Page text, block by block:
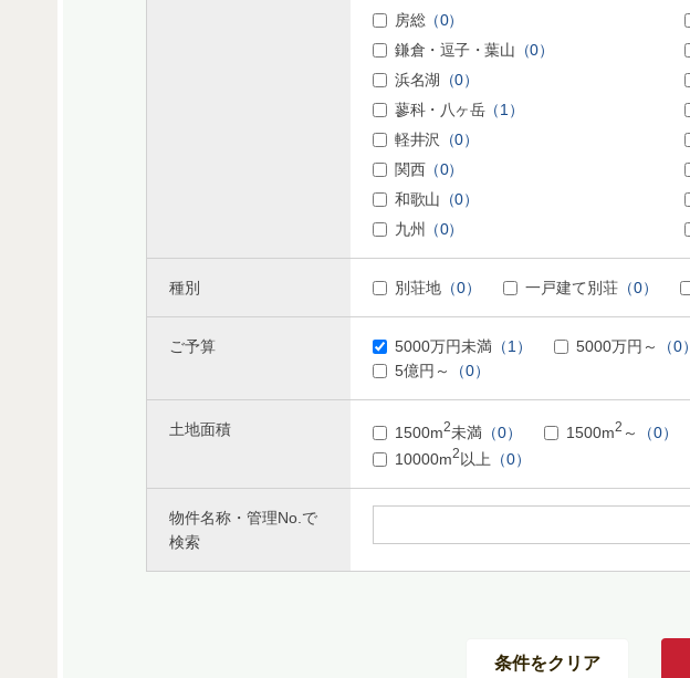
房総（0）
鎌倉・逗子・葉山 （0）
浜名湖 （0）
蓼科・八ヶ岳（1）
軽井沢
（0）
関西（0）
和歌山 （0）
九州
（0）
種別 別荘地 （0） 一戸建て別荘 （0）
ご予算 5000万円未満 （1） 5000万円～ （0）
5億円～
（0）
土地面積 1500m2未満 （0） 1500m2 ～ （0）
10000m2 以上 （0）
物件名称・管理No.で
検索